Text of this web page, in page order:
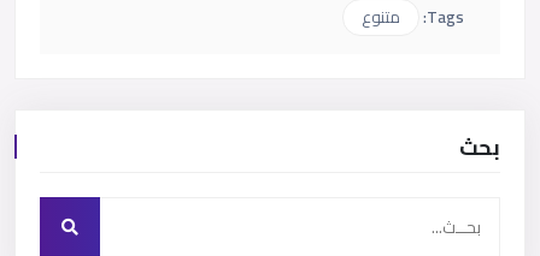
Tags: متنوع
بحث